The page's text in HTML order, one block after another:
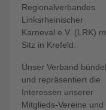
Regionalverbandes
Linksrheinischer
Karneval e.V. (LRK)
Sitz in Krefeld.
Unser Verband
und repräsentiert die
Interessen unserer
Mitglieds-Vereine und